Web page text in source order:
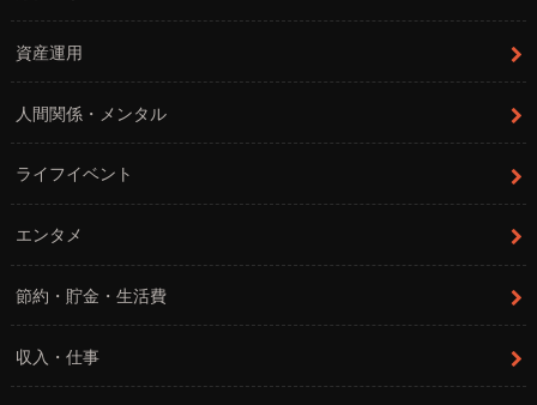
資産運用
人間関係・メンタル
ライフイベント
エンタメ
節約・貯金・生活費
収入・仕事